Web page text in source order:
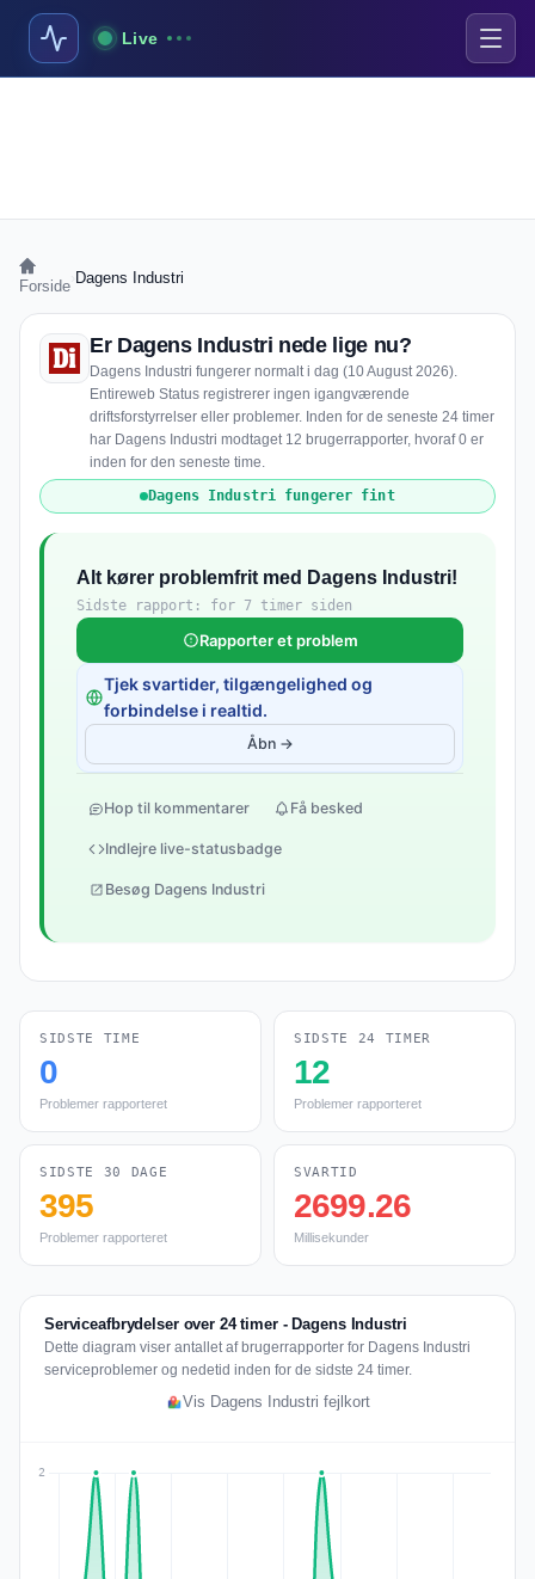
Live
Forside Dagens Industri
Er Dagens Industri nede lige nu?
Dagens Industri fungerer normalt i dag (10 August 2026).
Entireweb Status registrerer ingen igangværende
driftsforstyrrelser eller problemer. Inden for de seneste 24 timer
har Dagens Industri modtaget 12 brugerrapporter, hvoraf 0 er
inden for den seneste time.
Dagens Industri fungerer fint
Alt kører problemfrit med Dagens Industri!
Sidste rapport: for 7 timer siden
Rapporter et problem
Tjek svartider, tilgængelighed og
forbindelse i realtid.
Åbn →
Hop til kommentarer Få besked
Indlejre live-statusbadge
Besøg Dagens Industri
SIDSTE TIME
0
Problemer rapporteret
SIDSTE 24 TIMER
12
Problemer rapporteret
SIDSTE 30 DAGE
395
Problemer rapporteret
SVARTID
2699.26
Millisekunder
Serviceafbrydelser over 24 timer - Dagens Industri
Dette diagram viser antallet af brugerrapporter for Dagens Industri
serviceproblemer og nedetid inden for de sidste 24 timer.
Vis Dagens Industri fejlkort